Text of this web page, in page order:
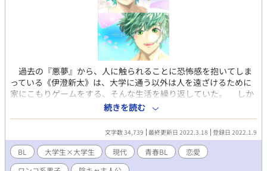
過去の『悪夢』から、人に触られることに恐怖感を抱いてしま
っている《伊澄新太》は、大学に通う以外は人を遠ざけるために
家にこもりゲームをする、そんな生活を繰り返していた。 しか
しある日、生徒手帳を落としてしまったことをきっかけに、同学
年の《瀬川雄馬》に好かれることとなってしまい……。 講義中
から放課後に至るまで、あらゆる場所で雄馬は新太に迫ろうとす
るものの、全て躱されてしまう。そんな中、電車内で痴漢に遭っ
てしまう。何とか雄馬に助けてもらったが、そのとき何故か拒絶
反応が出ないことに気づく。 新太の事情を知った雄馬は「僕で
続きを読む
文字数 34,739 最終更新日 2022.3.18 登録日 2022.1.9
BL 大学生×大学生 現代 青春BL
恋愛